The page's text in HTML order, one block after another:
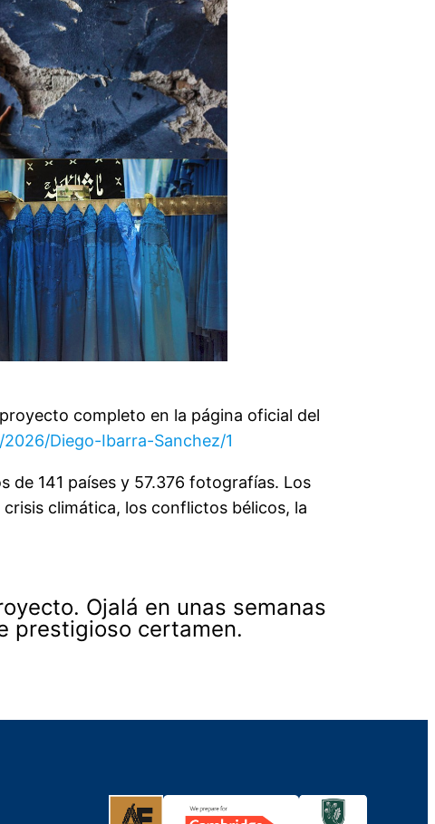
completo en la página oficial del
Diego-Ibarra-Sanchez/1
141 países y 57.376 fotografías. Los
climática, los conflictos bélicos, la
Ojalá en unas semanas
prestigioso certamen.